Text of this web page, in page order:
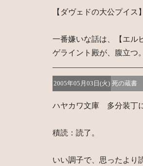
【ダヴェドの大公プイス
一番嫌いな話は、【エル
ゲライント殿が、腹立つ。
2005年05月03日(火) 死の蔵書
ハヤカワ文庫 多分装丁
積読：読了。
いい調子で、思ったより